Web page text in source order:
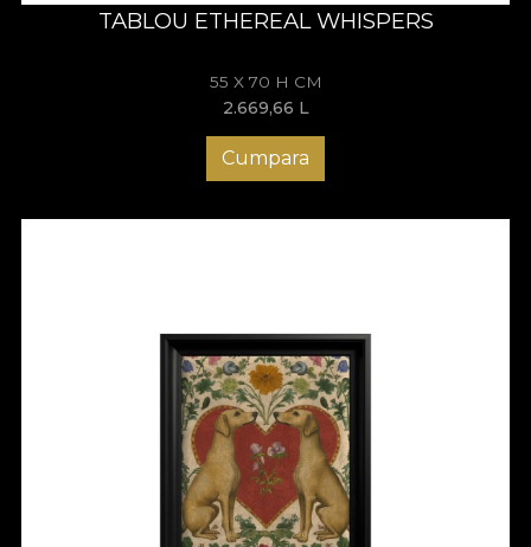
TABLOU ETHEREAL WHISPERS
55 X 70 H CM
2.669,66 L
Cumpara